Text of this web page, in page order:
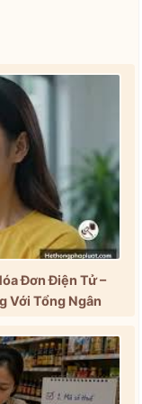
Đơn Điện Tử –
Với Tổng Ngân